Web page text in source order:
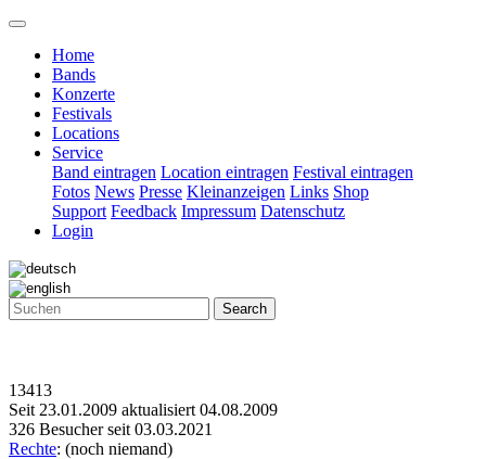
Home
Bands
Konzerte
Festivals
Locations
Service
Band eintragen Location eintragen Festival eintragen
Fotos News Presse Kleinanzeigen Links Shop
Support Feedback Impressum Datenschutz
Login
Search
13413
Seit 23.01.2009 aktualisiert 04.08.2009
326 Besucher seit 03.03.2021
Rechte: (noch niemand)